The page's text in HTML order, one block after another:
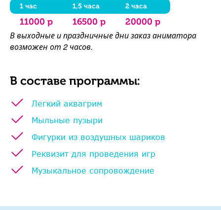
1 час 1,5 часа 2 часа
11000 р 16500 р 20000 р
В выходные и праздничные дни заказ аниматора
возможен от 2 часов.
В составе программы:
Легкий аквагрим
Мыльные пузыри
Фигурки из воздушных шариков
Реквизит для проведения игр
Музыкальное сопровождение